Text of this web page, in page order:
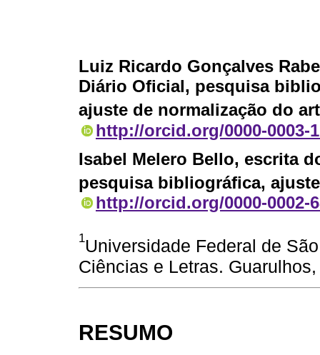
Luiz Ricardo Gonçalves
Diário Oficial, pesquisa
ajuste de normalização do
http://orcid.org/0000-0003-
Isabel Melero Bello, escrita
pesquisa bibliográfica,
http://orcid.org/0000-0002-
1Universidade Federal de
Ciências e Letras.
RESUMO